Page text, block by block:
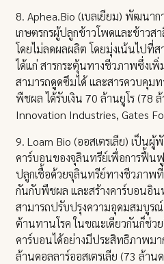
8. Aphea.Bio (เบลเยียม) พัฒนา
เกษตรกรผู้ปลูกข้าวโพดและข้าวส
โดยไม่ลดผลผลิต โดยมุ่งเน้นไปที่
ได้แก่ สารกระตุ้นทางชีวภาพซึ่งเ
สามารถดูดซึมได้ และสารควบคุม
พืชผล ได้รับเงิน 70 ล้านยูโร (78
Innovation Industries, Gates
9. Loam Bio (ออสเตรเลีย) เป็นผู้
คาร์บอนของจุลินทรีย์เพื่อการฟื้น
ปลูกเชื้อด้วยจุลินทรีย์ทางชีวภาพ
กันกับพืชผล และสร้างคาร์บอนอิน
สามารถปรับปรุงความอุดมสมบูร
ต้านทานโรค ในขณะเดียวกันก็ช่ว
คาร์บอนได้อย่างมีประสิทธิภาพม
ล้านดอลลาร์ออสเตรเลีย (73 ล้าน